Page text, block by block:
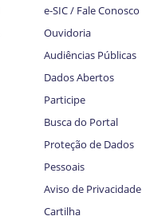
e-SIC / Fale Conosco
Ouvidoria
Audiências Públicas
Dados Abertos
Participe
Busca do Portal
Proteção de Dados
Pessoais
Aviso de Privacidade
Cartilha